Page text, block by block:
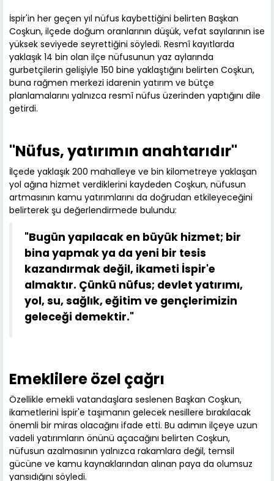
İspir'in her geçen yıl nüfus kaybettiğini belirten Başkan
Coşkun, ilçede doğum oranlarının düşük, vefat sayılarının ise
yüksek seviyede seyrettiğini söyledi. Resmî kayıtlarda
yaklaşık 14 bin olan ilçe nüfusunun yaz aylarında
gurbetçilerin gelişiyle 150 bine yaklaştığını belirten Coşkun,
buna rağmen merkezi idarenin yatırım ve bütçe
planlamalarını yalnızca resmî nüfus üzerinden yaptığını dile
getirdi.
"Nüfus, yatırımın anahtarıdır"
İlçede yaklaşık 200 mahalleye ve bin kilometreye yaklaşan
yol ağına hizmet verdiklerini kaydeden Coşkun, nüfusun
artmasının kamu yatırımlarını da doğrudan etkileyeceğini
belirterek şu değerlendirmede bulundu:
"Bugün yapılacak en büyük hizmet; bir
bina yapmak ya da yeni bir tesis
kazandırmak değil, ikameti İspir'e
almaktır. Çünkü nüfus; devlet yatırımı,
yol, su, sağlık, eğitim ve gençlerimizin
geleceği demektir."
Emeklilere özel çağrı
Özellikle emekli vatandaşlara seslenen Başkan Coşkun,
ikametlerini İspir'e taşımanın gelecek nesillere bırakılacak
önemli bir miras olacağını ifade etti. Bu adımın ilçeye uzun
vadeli yatırımların önünü açacağını belirten Coşkun,
nüfusun azalmasının yalnızca rakamlara değil, temsil
gücüne ve kamu kaynaklarından alınan paya da olumsuz
yansıdığını söyledi.